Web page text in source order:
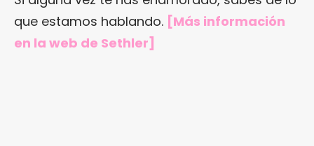
que estamos hablando. [Más información
en la web de Sethler]